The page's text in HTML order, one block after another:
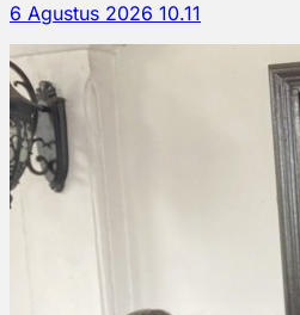
6 Agustus 2026 10.11